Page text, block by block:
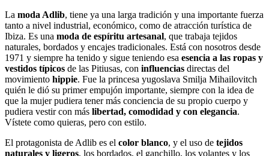
La moda Adlib, tiene ya una larga tradición y una importante fuerza
tanto a nivel industrial, económico, como de atracción turística de
Ibiza. Es una moda de espíritu artesanal, que trabaja tejidos
naturales, bordados y encajes tradicionales. Está con nosotros desde
1971 y siempre ha tenido y sigue teniendo esa esencia a las ropas y
vestidos típicos de las Pitiusas, con influencias directas del
movimiento hippie. Fue la princesa yugoslava Smilja Mihailovitch
quién le dió su primer empujón importante, siempre con la idea de
que la mujer pudiera tener más conciencia de su propio cuerpo y
pudiera vestir con más libertad, comodidad y con elegancia.
Vístete como quieras, pero con estilo.
El protagonista de Adlib es el color blanco, y el uso de tejidos
naturales y ligeros, los bordados, el ganchillo, los volantes y los